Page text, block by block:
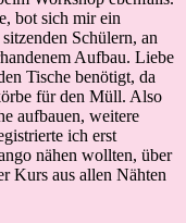
bot sich mir ein
Schülern, an
Aufbau. Liebe
Tische benötigt, da
für den Müll. Also
aufbauen, weitere
ich erst
nähen wollten, über
Kurs aus allen Nähten